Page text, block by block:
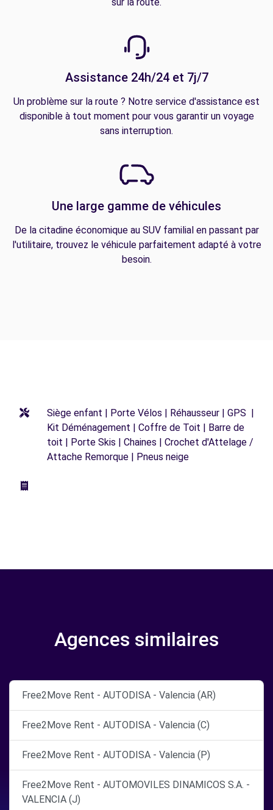
Assistance 24h/24 et 7j/7
Un problème sur la route ? Notre service d'assistance est
disponible à tout moment pour vous garantir un voyage
sans interruption.
Une large gamme de véhicules
De la citadine économique au SUV familial en passant par
l'utilitaire, trouvez le véhicule parfaitement adapté à votre
besoin.
Siège enfant | Porte Vélos | Réhausseur | GPS |
Kit Déménagement | Coffre de Toit | Barre de
toit | Porte Skis | Chaines | Crochet d'Attelage /
Attache Remorque | Pneus neige
Agences similaires
Free2Move Rent - AUTODISA - Valencia (AR)
Free2Move Rent - AUTODISA - Valencia (C)
Free2Move Rent - AUTODISA - Valencia (P)
Free2Move Rent - AUTOMOVILES DINAMICOS S.A. -
VALENCIA (J)